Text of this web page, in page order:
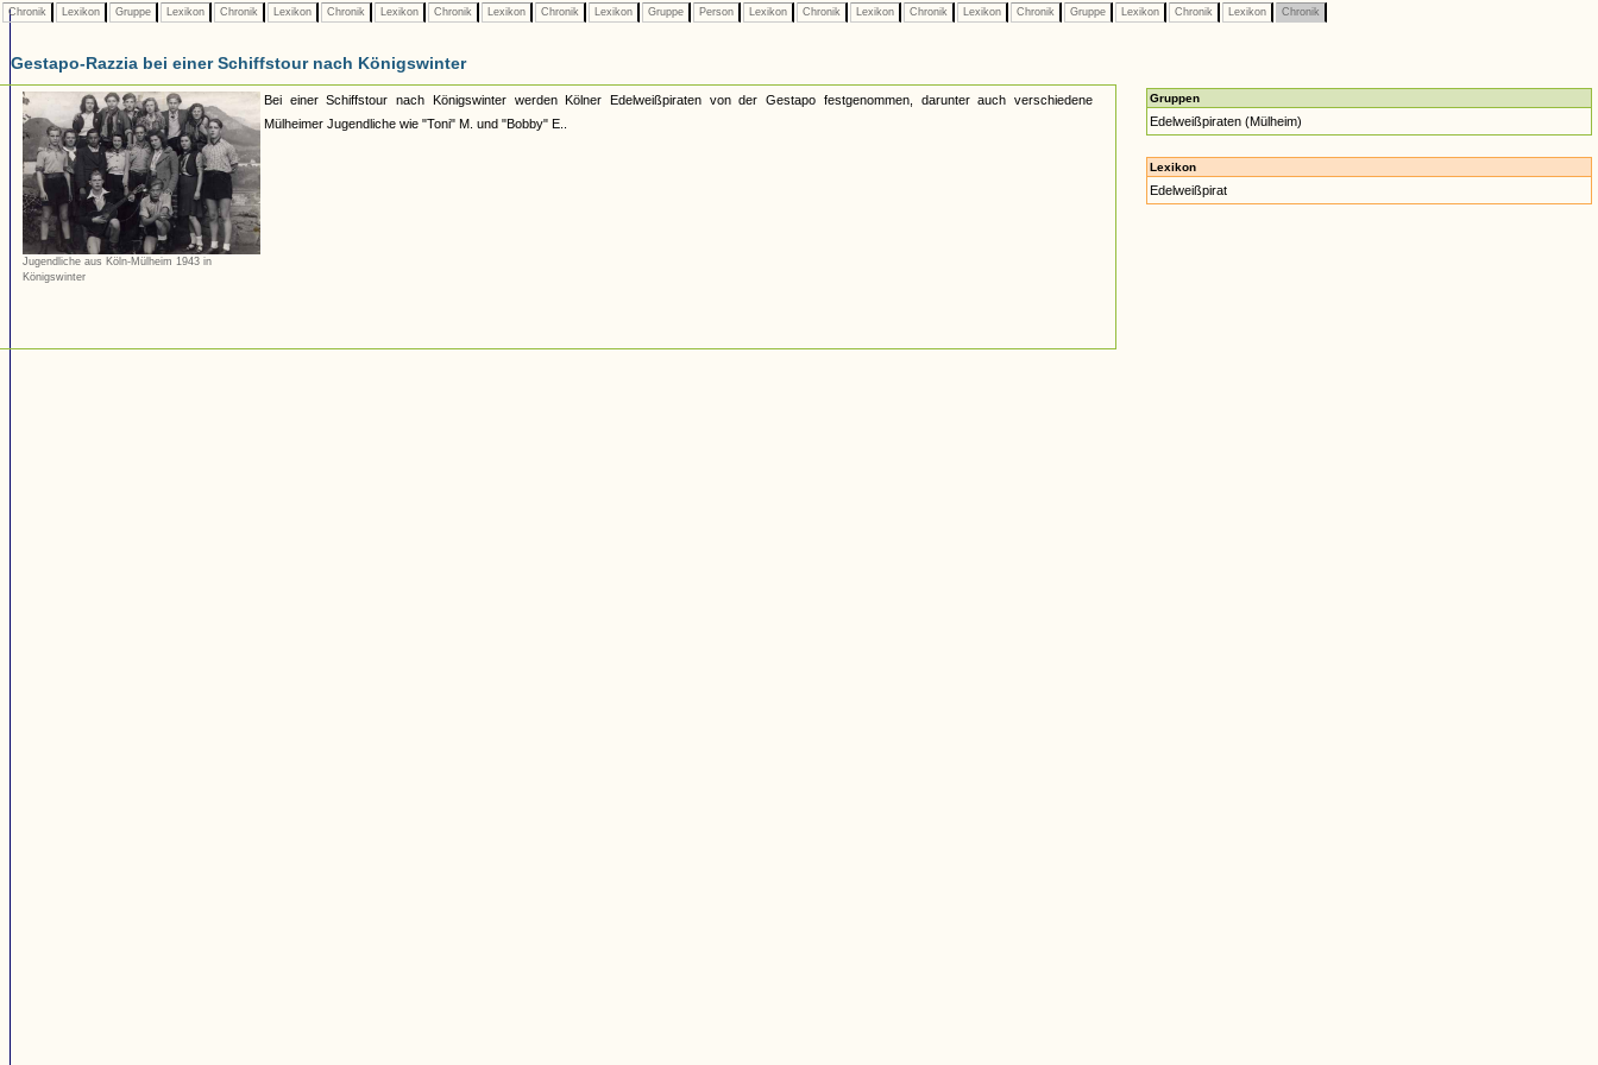
Chronik Lexikon Gruppe Lexikon Chronik Lexikon Chronik Lexikon Chronik Lexikon Chronik Lexikon Gruppe Person Lexikon Chronik Lexikon Chronik Lexikon Chronik Gruppe Lexikon Chronik Lexikon Chronik
Gestapo-Razzia bei einer Schiffstour nach Königswinter
Jugendliche aus Köln-Mülheim 1943 in
Königswinter
Bei einer Schiffstour nach Königswinter werden Kölner Edelweißpiraten von der Gestapo festgenommen, darunter auch verschiedene
Mülheimer Jugendliche wie "Toni" M. und "Bobby" E..
Gruppen
Edelweißpiraten (Mülheim)
Lexikon
Edelweißpirat